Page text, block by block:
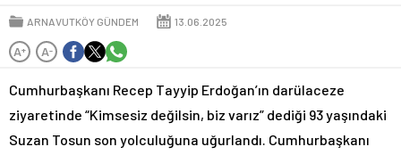
ARNAVUTKÖY GÜNDEM 13.06.2025
A+ A-
Cumhurbaşkanı Recep Tayyip Erdoğan’ın darülaceze
ziyaretinde “Kimsesiz değilsin, biz varız” dediği 93 yaşındaki
Suzan Tosun son yolculuğuna uğurlandı. Cumhurbaşkanı